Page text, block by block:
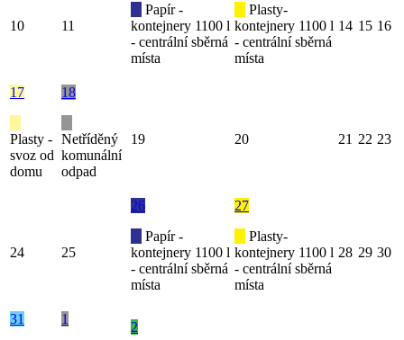
10 11
Papír -
kontejnery 1100 l
- centrální sběrná
místa
Plasty-
kontejnery 1100 l
- centrální sběrná
místa
14 15 16
17
Plasty -
svoz od
domu
18
Netříděný
komunální
odpad
19 20 21 22 23
24 25
26
Papír -
kontejnery 1100 l
- centrální sběrná
místa
27
Plasty-
kontejnery 1100 l
- centrální sběrná
místa
28 29 30
31
1
2